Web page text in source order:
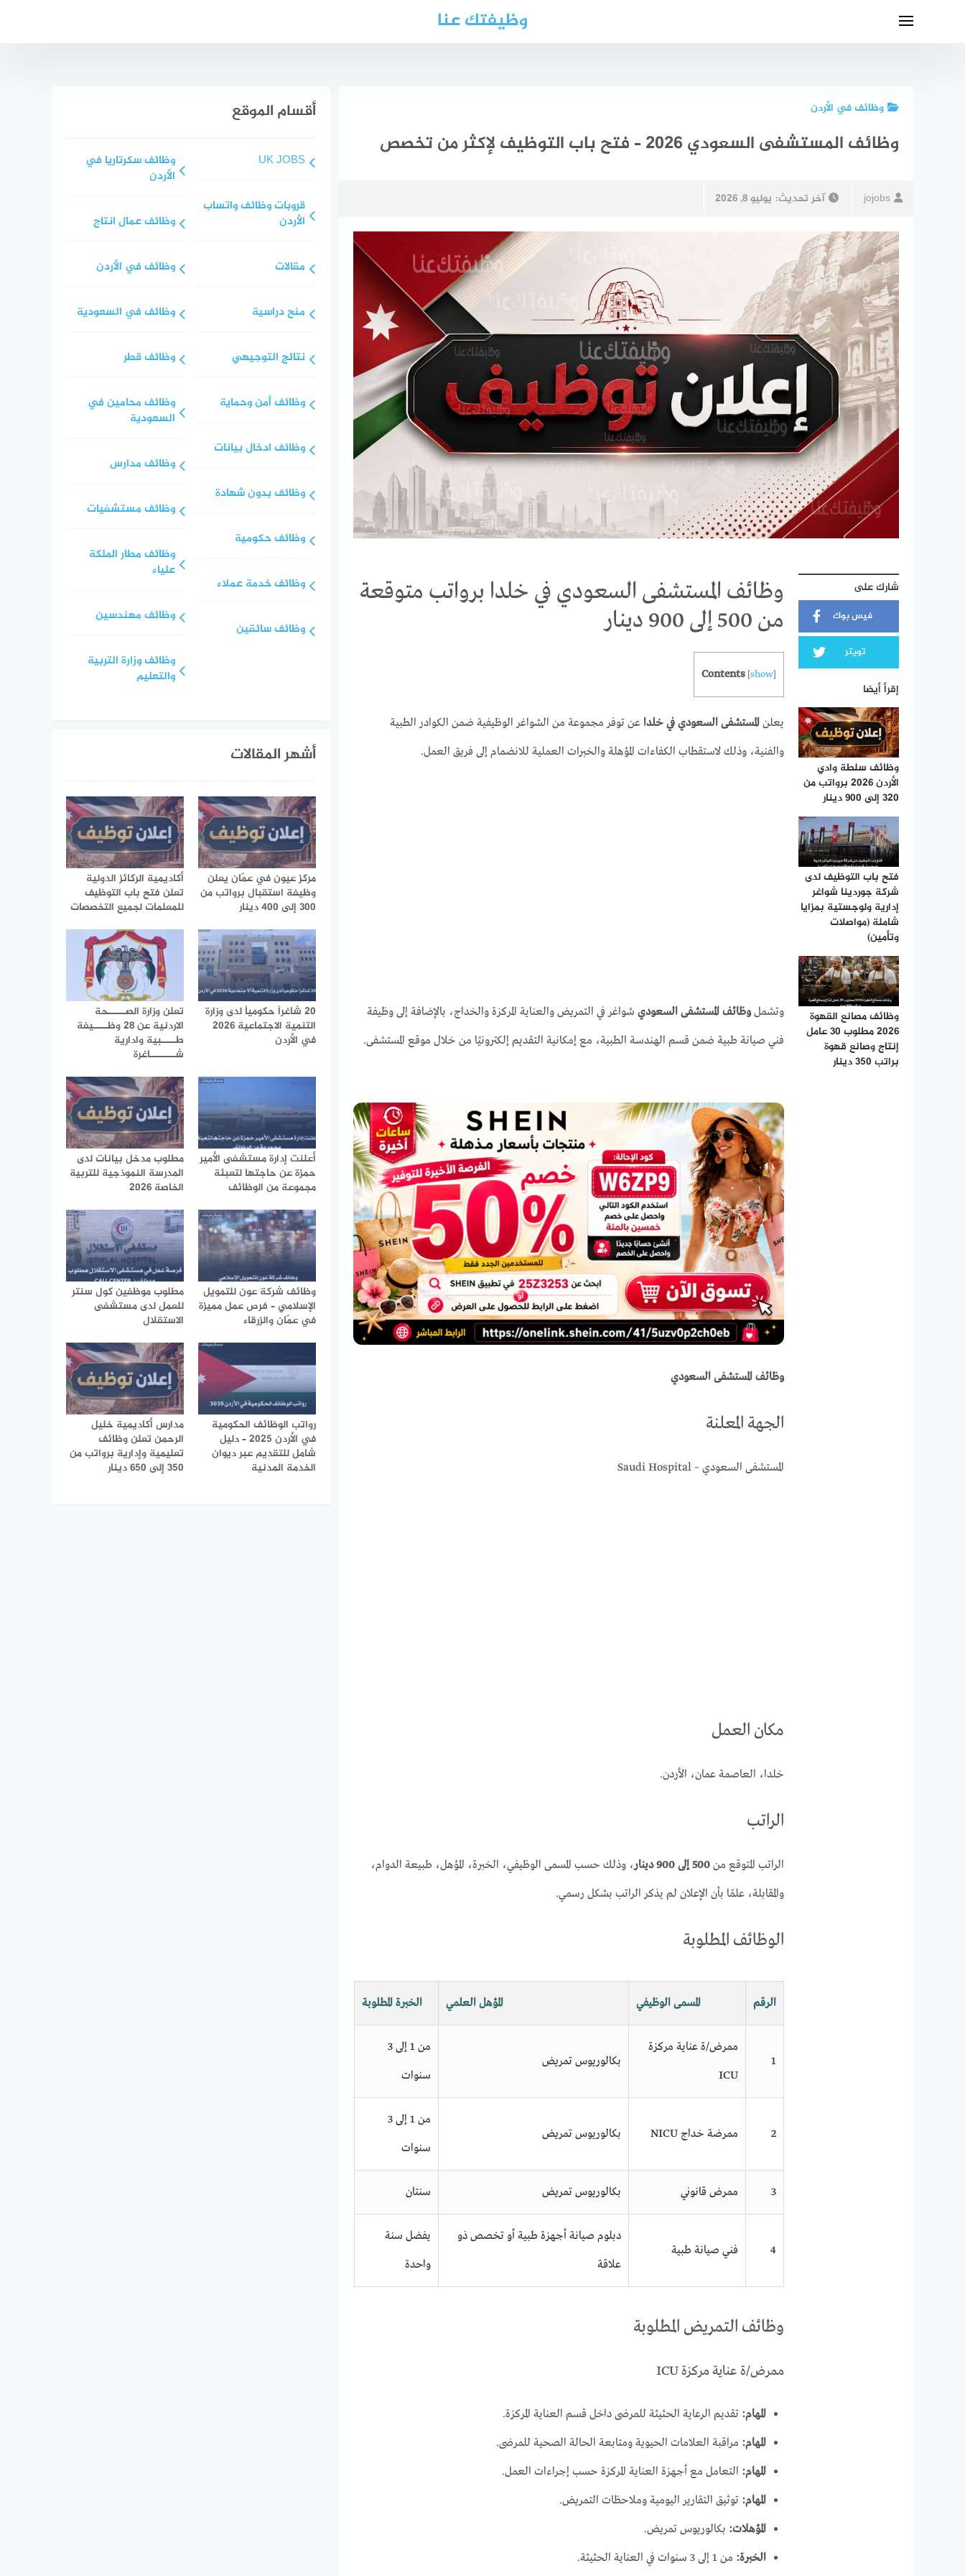
وظيفتك عنا
وظائف في الأردن
وظائف المستشفى السعودي 2026 – فتح باب التوظيف لإكثر من تخصص
jojobs آخر تحديث: يوليو 8, 2026
شارك على
فيس بوك
تويتر
إقرأ أيضا
وظائف سلطة وادي
الأردن 2026 برواتب من
320 إلى 900 دينار
فتح باب التوظيف لدى
شركة جوردينا شواغر
إدارية ولوجستية بمزايا
شاملة (مواصلات
وتأمين)
وظائف مصانع القهوة
2026 مطلوب 30 عامل
إنتاج وصانع قهوة
براتب 350 دينار
وظائف المستشفى السعودي في خلدا برواتب متوقعة
من 500 إلى 900 دينار
Contents [show]
يعلن المستشفى السعودي في خلدا عن توفر مجموعة من الشواغر الوظيفية ضمن الكوادر الطبية
والفنية، وذلك لاستقطاب الكفاءات المؤهلة والخبرات العملية للانضمام إلى فريق العمل.
وتشملوظائف المستشفى السعوديشواغر في التمريض والعناية المركزة والخداج، بالإضافة إلى وظيفة
فني صيانة طبية ضمن قسم الهندسة الطبية، مع إمكانية التقديم إلكترونيًا من خلال موقع المستشفى.
وظائف المستشفى السعودي
الجهة المعلنة
المستشفى السعودي – Saudi Hospital
مكان العمل
خلدا، العاصمة عمان، الأردن.
الراتب
الراتب المتوقع من 500 إلى 900 دينار
، وذلك حسب المسمى الوظيفي، الخبرة، المؤهل، طبيعة الدوام،
والمقابلة، علمًا بأن الإعلان لم يذكر الراتب بشكل رسمي.
الوظائف المطلوبة
الرقم المسمى الوظيفي المؤهل العلمي الخبرة المطلوبة
1
ممرض/ة عناية مركزة
ICU
بكالوريوس تمريض
من 1 إلى 3
سنوات
2 ممرضة خداج NICU بكالوريوس تمريض
من 1 إلى 3
سنوات
3 ممرض قانوني بكالوريوس تمريض سنتان
4 فني صيانة طبية
دبلوم صيانة أجهزة طبية أو تخصص ذو
علاقة
يفضل سنة
واحدة
وظائف التمريض المطلوبة
ممرض/ة عناية مركزة ICU
المهام: تقديم الرعاية الحثيثة للمرضى داخل قسم العناية المركزة.
المهام: مراقبة العلامات الحيوية ومتابعة الحالة الصحية للمرضى.
المهام: التعامل مع أجهزة العناية المركزة حسب إجراءات العمل.
المهام: توثيق التقارير اليومية وملاحظات التمريض.
المؤهلات: بكالوريوس تمريض.
الخبرة: من 1 إلى 3 سنوات في العناية الحثيثة.
أقسام الموقع
UK JOBS
قروبات وظائف واتساب
الأردن
مقالات
منح دراسية
نتائج التوجيهي
وظائف أمن وحماية
وظائف ادخال بيانات
وظائف بدون شهادة
وظائف حكومية
وظائف خدمة عملاء
وظائف سائقين
وظائف سكرتاريا في
الأردن
وظائف عمال انتاج
وظائف في الأردن
وظائف في السعودية
وظائف قطر
وظائف محامين في
السعودية
وظائف مدارس
وظائف مستشفيات
وظائف مطار الملكة
علياء
وظائف مهندسين
وظائف وزارة التربية
والتعليم
أشهر المقالات
مركز عيون في عمّان يعلن
وظيفة استقبال برواتب من
300 إلى 400 دينار
أكاديمية الركائز الدولية
تعلن فتح باب التوظيف
للمعلمات لجميع التخصصات
20 شاغراً حكومياً لدى وزارة
التنمية الاجتماعية 2026
في الأردن
تعلن وزارة الصـــــحة
الاردنية عن 28 وظــــيفة
طــــبية وادارية
شـــــــاغرة
أعلنت إدارة مستشفى الأمير
حمزة عن حاجتها لتعبئة
مجموعة من الوظائف
مطلوب مدخل بيانات لدى
المدرسة النموذجية للتربية
الخاصة 2026
وظائف شركة عون للتمويل
الإسلامي – فرص عمل مميزة
في عمّان والزرقاء
مطلوب موظفين كول سنتر
للعمل لدى مستشفى
الاستقلال
رواتب الوظائف الحكومية
في الأردن 2025 – دليل
شامل للتقديم عبر ديوان
الخدمة المدنية
مدارس أكاديمية خليل
الرحمن تعلن وظائف
تعليمية وإدارية برواتب من
350 إلى 650 دينار